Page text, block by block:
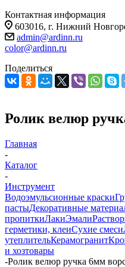
Контактная информация
603016, г. Нижний
admin@ardinn.ru
color@ardinn.ru
Поделиться
Ролик велюр
Главная
-
Каталог
-
Инструмент
Водоэмульсионные краски
пастыДекоративные
пропиткиЛакиЭмали
герметики, клеиСухие смеси
утеплительКерамогранит
и хозтовары
-Ролик велюр ручка 6мм